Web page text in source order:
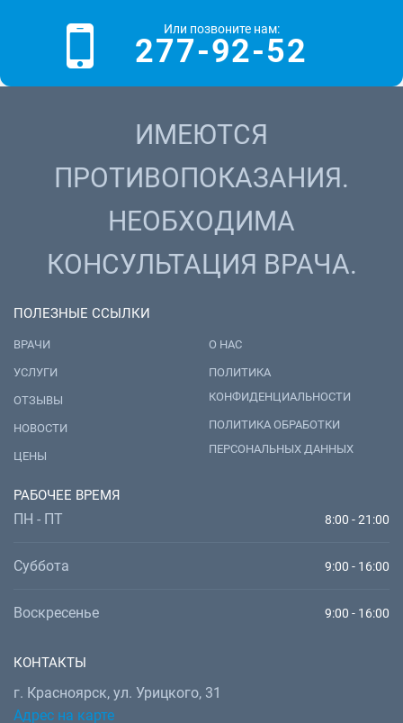
Или позвоните нам:
277-92-52
ИМЕЮТСЯ
ПРОТИВОПОКАЗАНИЯ.
НЕОБХОДИМА
КОНСУЛЬТАЦИЯ ВРАЧА.
ПОЛЕЗНЫЕ ССЫЛКИ
ВРАЧИ
УСЛУГИ
ОТЗЫВЫ
НОВОСТИ
ЦЕНЫ
О НАС
ПОЛИТИКА
КОНФИДЕНЦИАЛЬНОСТИ
ПОЛИТИКА ОБРАБОТКИ
ПЕРСОНАЛЬНЫХ ДАННЫХ
РАБОЧЕЕ ВРЕМЯ
ПН - ПТ 8:00 - 21:00
Суббота 9:00 - 16:00
Воскресенье 9:00 - 16:00
КОНТАКТЫ
г. Красноярск, ул. Урицкого, 31
Адрес на карте